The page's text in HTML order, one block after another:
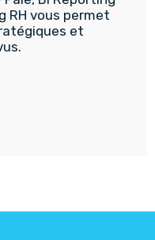
RH vous permet
et